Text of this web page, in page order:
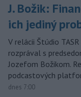
J. Božik:
ich jediný
V relácii Štúdio
rozprával s
Jozefom Božikom.
podcastových
dnes 7:00